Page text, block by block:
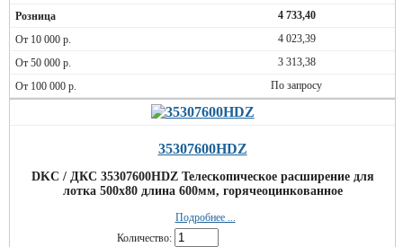
4 733,40
4 023,39
3 313,38
По запросу
35307600HDZ
DKC / ДКС 35307600HDZ Телескопическое расширение для
лотка 500х80 длина 600мм, горячеоцинкованное
Подробнее ...
Количество: